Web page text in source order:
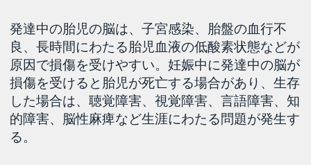
発達中の胎児の脳は、子宮感染、胎盤の血行不
良、長時間にわたる胎児血液の低酸素状態などが
原因で損傷を受けやすい。妊娠中に発達中の脳が
損傷を受けると胎児が死亡する場合があり、生存
した場合は、聴覚障害、視覚障害、言語障害、知
的障害、脳性麻痺など生涯にわたる問題が発生す
る。